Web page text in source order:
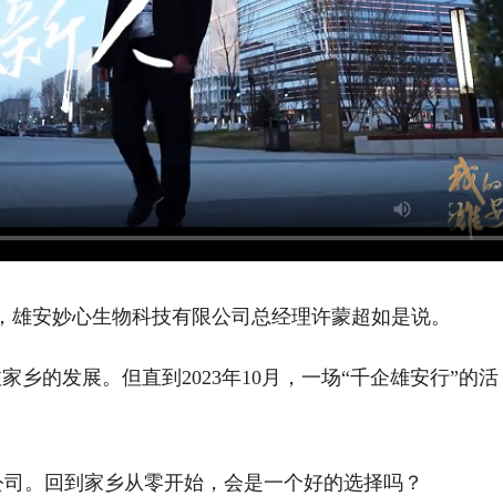
安妙心生物科技有限公司总经理许蒙超如是说。
的发展。但直到2023年10月，一场“千企雄安行”的活
回到家乡从零开始，会是一个好的选择吗？